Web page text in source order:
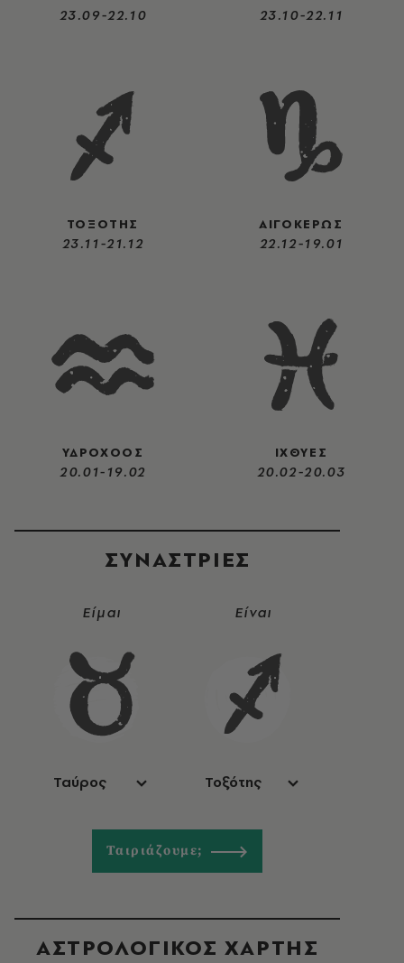
23.09-22.10 23.10-22.11
ΤΟΞΟΤΗΣ
23.11-21.12
ΑΙΓΟΚΕΡΩΣ
22.12-19.01
ΥΔΡΟΧΟΟΣ
20.01-19.02
ΙΧΘΥΕΣ
20.02-20.03
ΣΥΝΑΣΤΡIΕΣ
Είμαι
Ταύρος
Είναι
Τοξότης
Ταιριάζουμε;
ΑΣΤΡΟΛΟΓΙΚΟΣ ΧΑΡΤΗΣ